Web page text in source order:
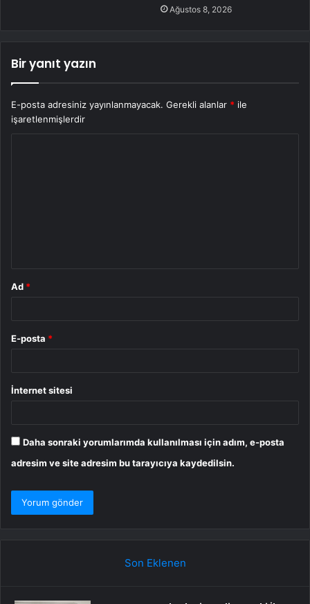
Ağustos 8, 2026
Bir yanıt yazın
E-posta adresiniz yayınlanmayacak. Gerekli alanlar * ile
işaretlenmişlerdir
Ad *
E-posta *
İnternet sitesi
Daha sonraki yorumlarımda kullanılması için adım, e-posta
adresim ve site adresim bu tarayıcıya kaydedilsin.
Son Eklenen